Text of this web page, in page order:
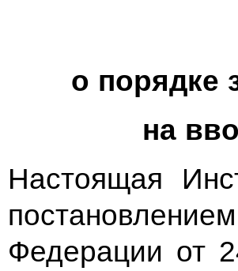
о порядке
на
Настоящая
Федерации от